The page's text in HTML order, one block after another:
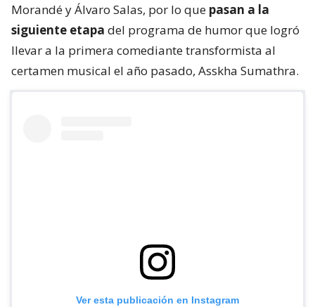
Morandé y Álvaro Salas, por lo que pasan a la
siguiente etapa del programa de humor que logró
llevar a la primera comediante transformista al
certamen musical el año pasado, Asskha Sumathra.
Ver esta publicación en Instagram